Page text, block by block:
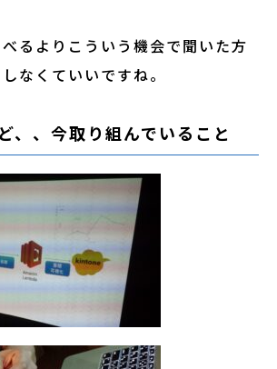
るよりこういう機会で聞いた方
なくていいですね。
、、今取り組んでいること